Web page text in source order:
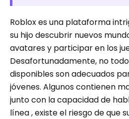
Roblox es una plataforma
su hijo descubrir nuevos
avatares y participar en los
Desafortunadamente, no
disponibles son adecuados
jóvenes. Algunos contienen
junto con la capacidad de
línea , existe el riesgo de que